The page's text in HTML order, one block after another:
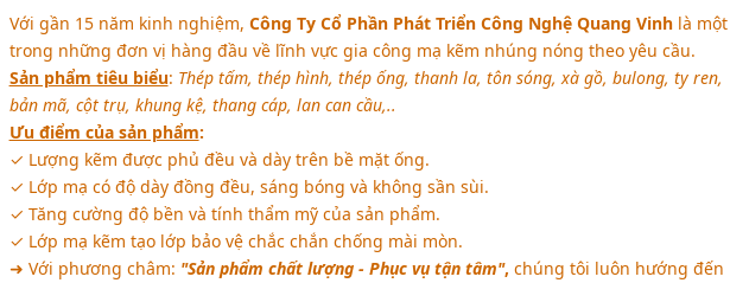
Với gần 15 năm kinh nghiệm, Công Ty Cổ Phần Phát Triển Công Nghệ Quang Vinhlà một
trong những đơn vị hàng đầu về lĩnh vực gia công mạ kẽm nhúng nóng theo yêu cầu.
Sản phẩm tiêu biểu: Thép tấm, thép hình, thép ống, thanh la, tôn sóng, xà gồ, bulong, ty ren,
bản mã, cột trụ, khung kệ, thang cáp, lan can cầu,..
Ưu điểm của sản phẩm:
✓ Lượng kẽm được phủ đều và dày trên bề mặt ống.
✓ Lớp mạ có độ dày đồng đều, sáng bóng và không sần sùi.
✓ Tăng cường độ bền và tính thẩm mỹ của sản phẩm.
✓ Lớp mạ kẽm tạo lớp bảo vệ chắc chắn chống mài mòn.
➜ Với phương châm: "Sản phẩm chất lượng - Phục vụ tận tâm", chúng tôi luôn hướng đến